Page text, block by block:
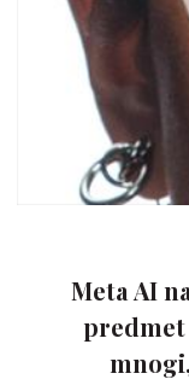
Meta AI
predmet